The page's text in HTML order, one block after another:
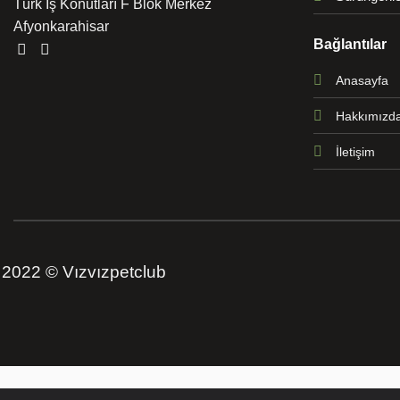
Türk İş Konutları F Blok Merkez
Afyonkarahisar
Bağlantılar
Anasayfa
İletişim
2022 © Vızvızpetclub